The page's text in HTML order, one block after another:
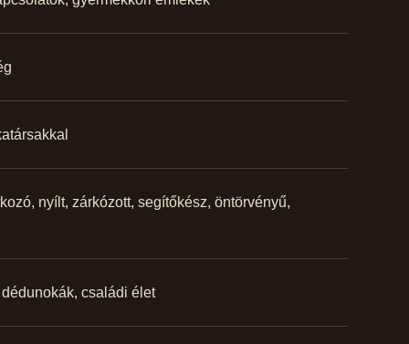
nyílt, zárkózott, segítőkész, öntörvényű,
családi élet